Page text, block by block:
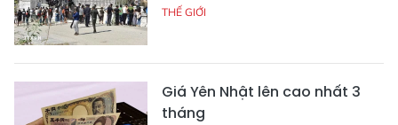
THẾ GIỚI
Giá Yên Nhật lên cao nhất 3
tháng